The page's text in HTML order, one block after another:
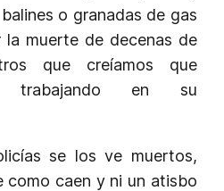
o granadas de gas
muerte de decenas de
que creíamos que
trabajando en su
se los ve muertos,
como caen y ni un atisbo